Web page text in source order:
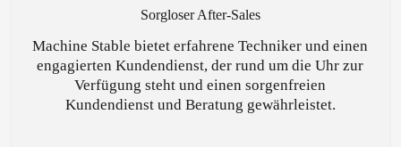
Sorgloser After-Sales
Machine Stable bietet erfahrene Techniker und einen
engagierten Kundendienst, der rund um die Uhr zur
Verfügung steht und einen sorgenfreien
Kundendienst und Beratung gewährleistet.